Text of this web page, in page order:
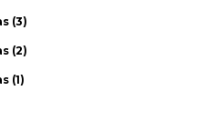
(3)
(2)
(1)